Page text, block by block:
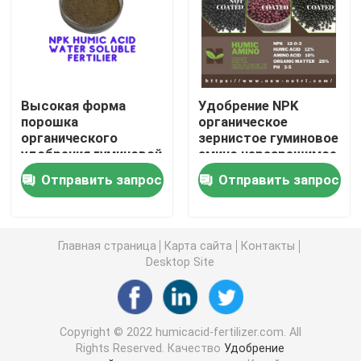
Гуминовая кислота натрия
Составной порошок аминокислоты
Удобрение гуминовой кислоты
Калий Fulvic кисловочное
жидкостное удобрение выдержки морской
Удобрение аминокислоты
Soluble порошок гуминовой кислоты
Высокая форма
порошка
органического
удобрения гуминовой
кислоты K2O
расстворимая в
воде
Отправить запрос
Удобрение NPK
органическое
зернистое гуминовое
амино неразрешимое
Отправить запрос
Главная страница Карта сайта
Контакты
Desktop Site
Copyright © 2022 humicacid-fertilizer.com. All
Rights Reserved. Качество Удобрение